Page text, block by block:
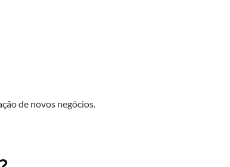
de novos negócios.